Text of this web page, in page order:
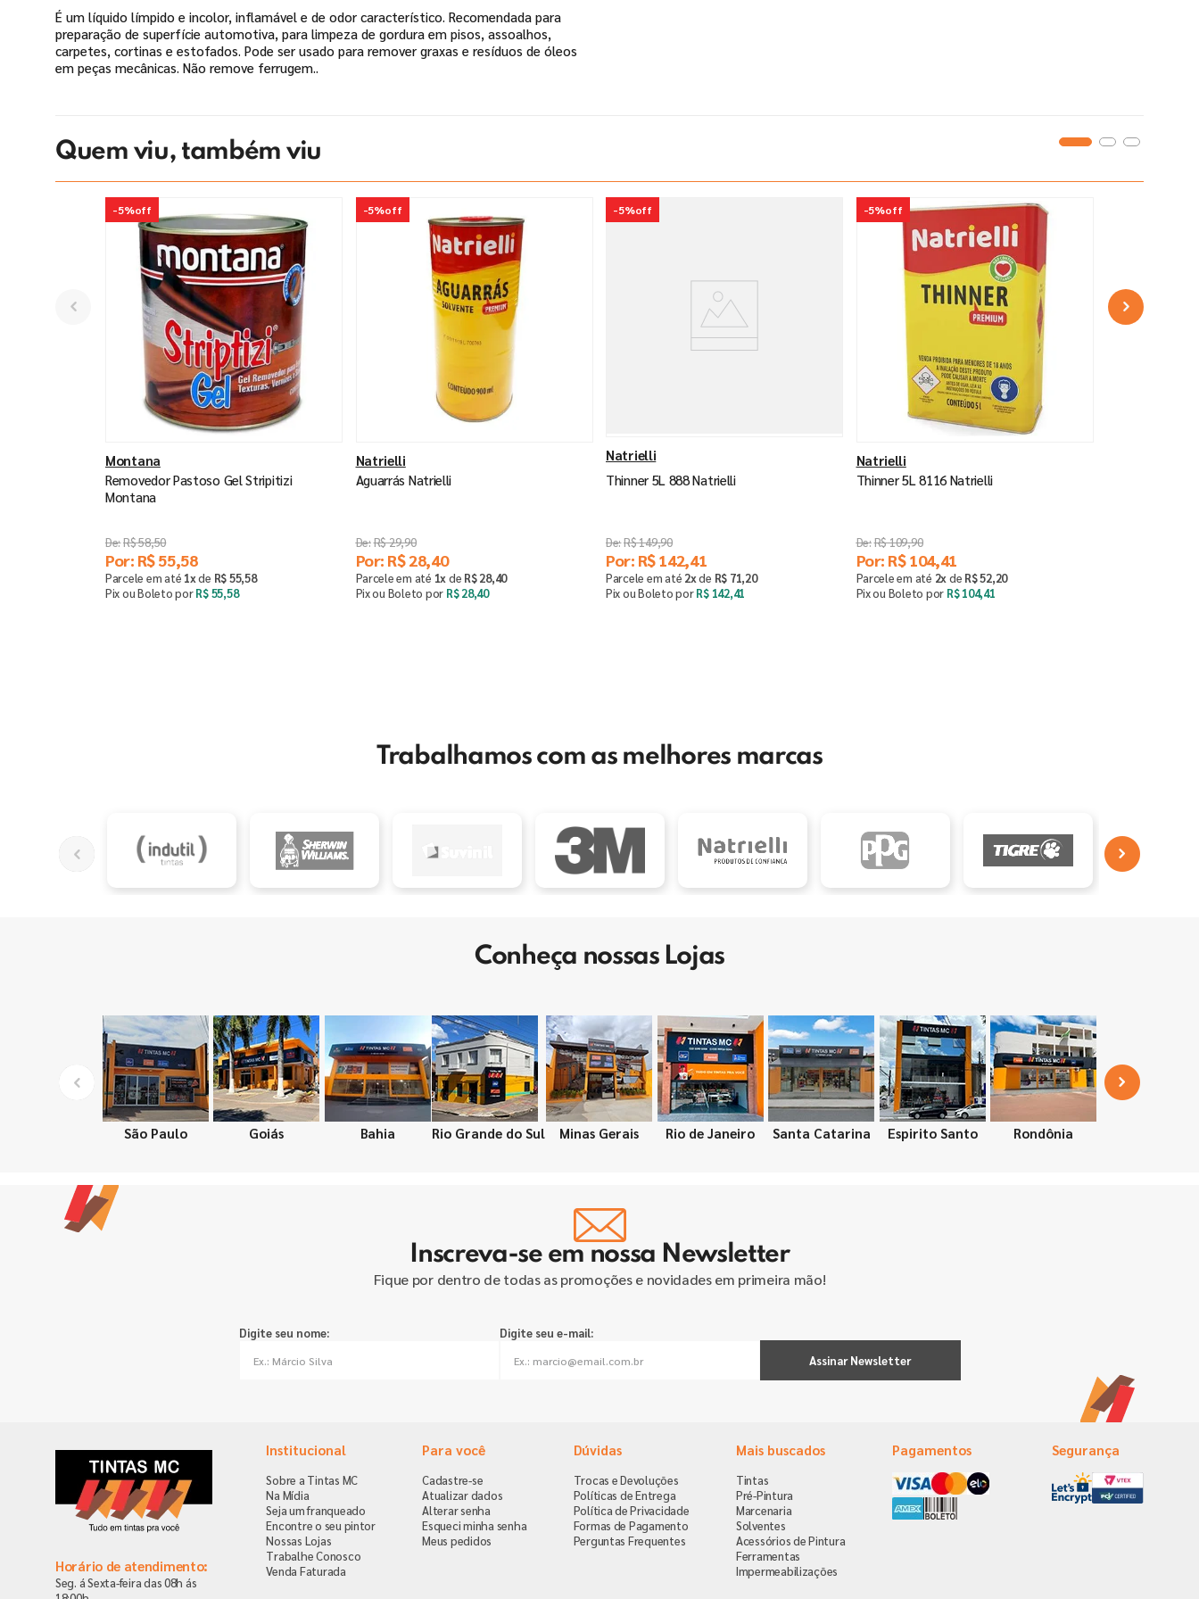
É um líquido límpido e incolor, inflamável e de odor característico. Recomendada para
preparação de superfície automotiva, para limpeza de gordura em pisos, assoalhos,
carpetes, cortinas e estofados. Pode ser usado para remover graxas e resíduos de óleos
em peças mecânicas. Não remove ferrugem..
Quem viu, também viu
-5%off
Montana
Removedor Pastoso Gel Stripitizi
Montana
R$58,50
Por: R$55,58
Parcele em até 1xde R$55,58
Pix ou Boleto porR$55,58
-5%off
Natrielli
Aguarrás Natrielli
R$29,90
Por: R$ 28,40
Parcele em até 1xde R$ 28,40
Pix ou Boleto por R$ 28,40
-5%off
Natrielli
Thinner 5L 888 Natrielli
R$149,90
Por: R$142,41
Parcele em até 2xde R$ 71,20
Pix ou Boleto porR$ 142,41
-5%off
Natrielli
Thinner 5L 8116 Natrielli
R$109,90
Por: R$ 104,41
Parcele em até 2xde R$52,20
Pix ou Boleto por R$ 104,41
Trabalhamos com as melhores marcas
Conheça nossas Lojas
São Paulo Goiás Bahia Rio Grande do Sul Minas Gerais Rio de Janeiro Santa Catarina Espirito Santo Rondônia
Inscreva-se em nossa Newsletter
Fique por dentro de todas as promoções e novidades em primeira mão!
Digite seu nome:
Digite seu e-mail:
Assinar Newsletter
Horário de atendimento:
Seg. á Sexta-feira das 08h ás
Institucional
Sobre a Tintas MC
Na Mídia
Seja um franqueado
Encontre o seu pintor
Nossas Lojas
Trabalhe Conosco
Venda Faturada
Para você
Cadastre-se
Atualizar dados
Alterar senha
Esqueci minha senha
Meus pedidos
Dúvidas
Trocas e Devoluções
Políticas de Entrega
Política de Privacidade
Formas de Pagamento
Perguntas Frequentes
Mais buscados
Tintas
Pré-Pintura
Marcenaria
Solventes
Acessórios de Pintura
Ferramentas
Impermeabilizações
Pagamentos Segurança